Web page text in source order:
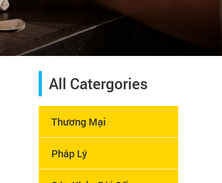
All Catergories
Thương Mại
Pháp Lý